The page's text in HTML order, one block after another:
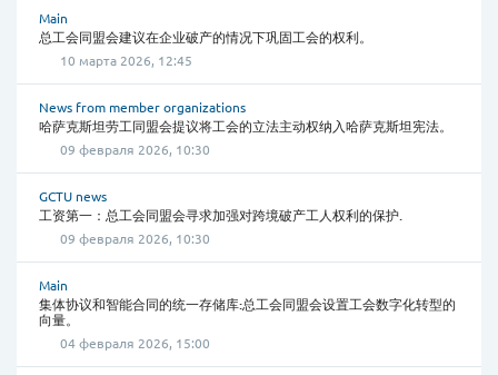
Main
总工会同盟会建议在企业破产的情况下巩固工会的权利。
10 марта 2026, 12:45
News from member organizations
哈萨克斯坦劳工同盟会提议将工会的立法主动权纳入哈萨克斯坦宪法。
09 февраля 2026, 10:30
GCTU news
工资第一：总工会同盟会寻求加强对跨境破产工人权利的保护.
09 февраля 2026, 10:30
Main
集体协议和智能合同的统一存储库:总工会同盟会设置工会数字化转型的
向量。
04 февраля 2026, 15:00